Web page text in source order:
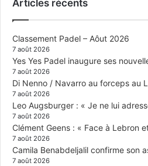
Articles récents
Classement Padel – Aôut 2026
7 août 2026
Yes Yes Padel inaugure ses
7 août 2026
Di Nenno / Navarro au forceps au
7 août 2026
Leo Augsburger : « Je ne lui
7 août 2026
Clément Geens : « Face à Lebron
7 août 2026
Camila Benabdeljalil confirme son
7 août 2026